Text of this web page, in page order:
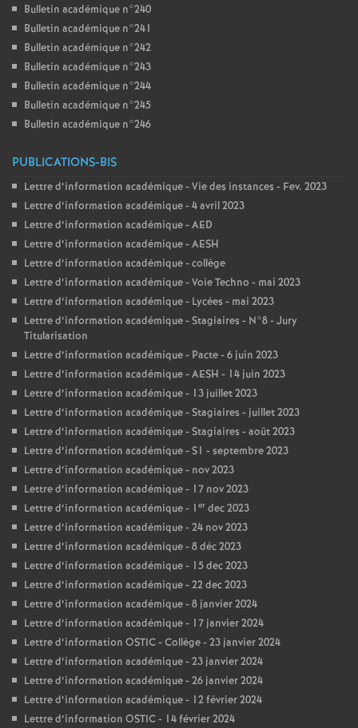
Bulletin académique n°240
Bulletin académique n°241
Bulletin académique n°242
Bulletin académique n°243
Bulletin académique n°244
Bulletin académique n°245
Bulletin académique n°246
PUBLICATIONS-BIS
Lettre d’information académique - Vie des instances - Fev. 2023
Lettre d’information académique - 4 avril 2023
Lettre d’information académique - AED
Lettre d’information académique - AESH
Lettre d’information académique - collège
Lettre d’information académique - Voie Techno - mai 2023
Lettre d’information académique - Lycées - mai 2023
Lettre d’information académique - Stagiaires - N°8 - Jury
Titularisation
Lettre d’information académique - Pacte - 6 juin 2023
Lettre d’information académique - AESH - 14 juin 2023
Lettre d’information académique - 13 juillet 2023
Lettre d’information académique - Stagiaires - juillet 2023
Lettre d’information académique - Stagiaires - août 2023
Lettre d’information académique - S1 - septembre 2023
Lettre d’information académique - nov 2023
Lettre d’information académique - 17 nov 2023
Lettre d’information académique - 1 er dec 2023
Lettre d’information académique - 24 nov 2023
Lettre d’information académique - 8 déc 2023
Lettre d’information académique - 15 dec 2023
Lettre d’information académique - 22 dec 2023
Lettre d’information académique - 8 janvier 2024
Lettre d’information académique - 17 janvier 2024
Lettre d’information OSTIC - Collège - 23 janvier 2024
Lettre d’information académique - 23 janvier 2024
Lettre d’information académique - 26 janvier 2024
Lettre d’information académique - 12 février 2024
Lettre d’information OSTIC - 14 février 2024